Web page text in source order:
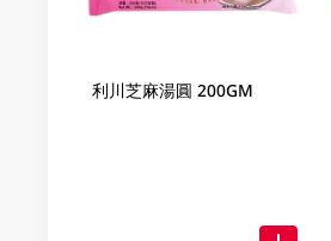
利川芝麻湯圓 200GM